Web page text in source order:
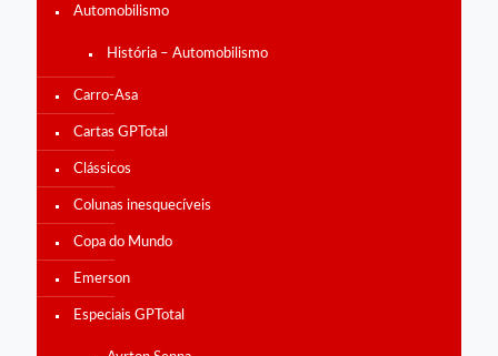
Automobilismo
História – Automobilismo
Carro-Asa
Cartas GPTotal
Clássicos
Colunas inesquecíveis
Copa do Mundo
Emerson
Especiais GPTotal